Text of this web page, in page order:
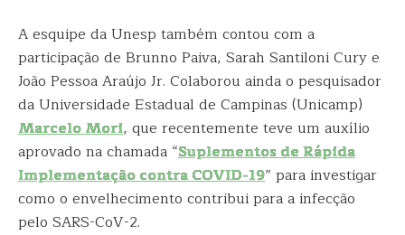
A esquipe da Unesp também contou com a
participação de Brunno Paiva, Sarah Santiloni Cury e
João Pessoa Araújo Jr. Colaborou ainda o pesquisador
da Universidade Estadual de Campinas (Unicamp)
Marcelo Mori, que recentemente teve um auxílio
aprovado na chamada “Suplementos de Rápida
Implementação contra COVID-19” para investigar
como o envelhecimento contribui para a infecção
pelo SARS-CoV-2.